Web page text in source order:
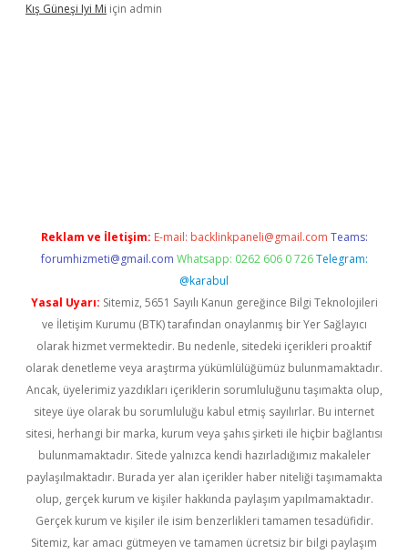
Kış Güneşi Iyi Mi için admin
Reklam ve İletişim: E-mail: backlinkpaneli@gmail.com Teams:
forumhizmeti@gmail.com Whatsapp: 0262 606 0 726 Telegram:
@karabul
Yasal Uyarı: Sitemiz, 5651 Sayılı Kanun gereğince Bilgi Teknolojileri
ve İletişim Kurumu (BTK) tarafından onaylanmış bir Yer Sağlayıcı
olarak hizmet vermektedir. Bu nedenle, sitedeki içerikleri proaktif
olarak denetleme veya araştırma yükümlülüğümüz bulunmamaktadır.
Ancak, üyelerimiz yazdıkları içeriklerin sorumluluğunu taşımakta olup,
siteye üye olarak bu sorumluluğu kabul etmiş sayılırlar. Bu internet
sitesi, herhangi bir marka, kurum veya şahıs şirketi ile hiçbir bağlantısı
bulunmamaktadır. Sitede yalnızca kendi hazırladığımız makaleler
paylaşılmaktadır. Burada yer alan içerikler haber niteliği taşımamakta
olup, gerçek kurum ve kişiler hakkında paylaşım yapılmamaktadır.
Gerçek kurum ve kişiler ile isim benzerlikleri tamamen tesadüfidir.
Sitemiz, kar amacı gütmeyen ve tamamen ücretsiz bir bilgi paylaşım